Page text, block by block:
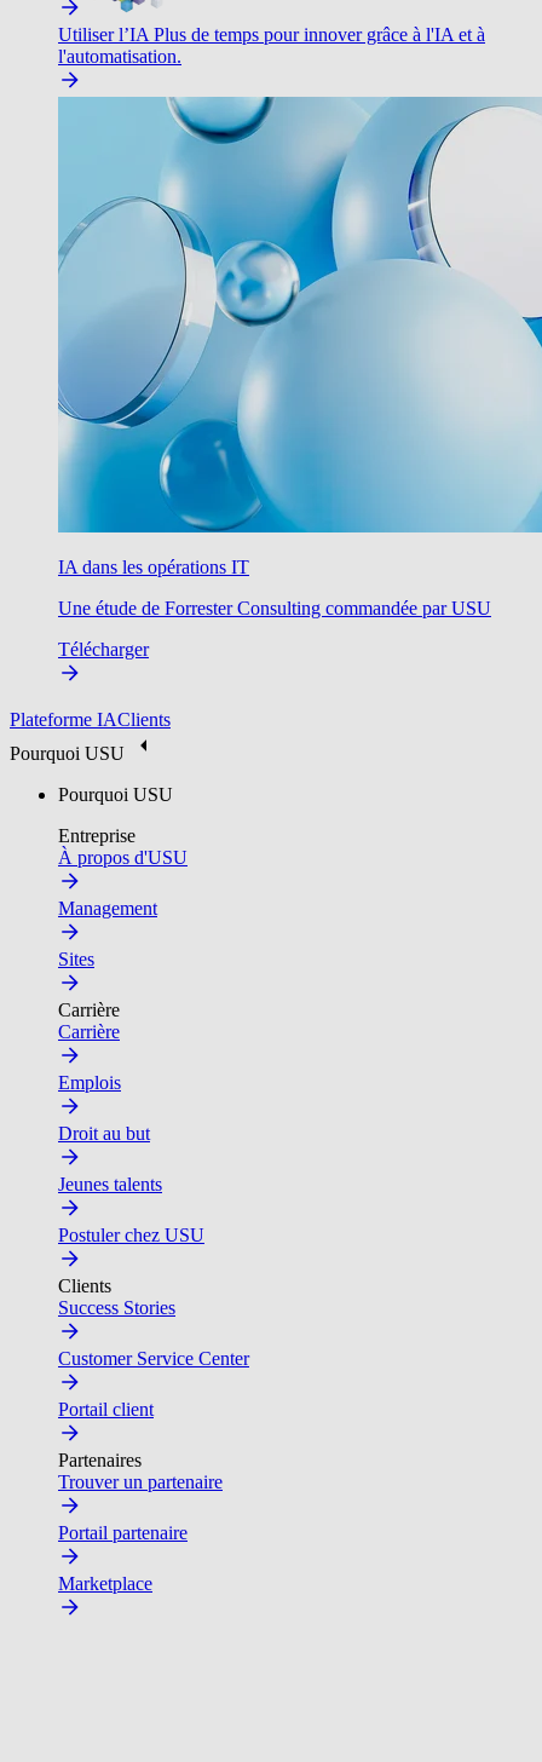
Utiliser l’IA Plus de temps pour innover grâce à l'IA et à
l'automatisation.
IA dans les opérations IT
Une étude de Forrester Consulting commandée par USU
Télécharger
Plateforme IAClients
Pourquoi USU
Pourquoi USU
Entreprise
À propos d'USU
Management
Sites
Carrière
Carrière
Emplois
Droit au but
Jeunes talents
Postuler chez USU
Clients
Success Stories
Customer Service Center
Portail client
Partenaires
Trouver un partenaire
Portail partenaire
Marketplace